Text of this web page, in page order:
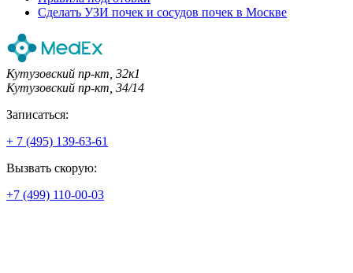
Сделать УЗИ почек и сосудов почек в Москве
Кутузовский пр-кт, 32к1
Кутузовский пр-кт, 34/14
Записаться:
+ 7 (495) 139-63-61
Вызвать скорую:
+7 (499) 110-00-03